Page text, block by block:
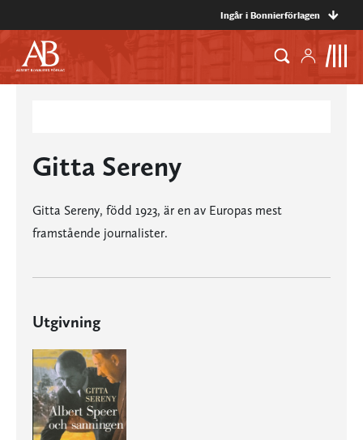
Ingår i Bonnierförlagen
Gitta Sereny
Gitta Sereny, född 1923, är en av Europas mest
framstående journalister.
Utgivning